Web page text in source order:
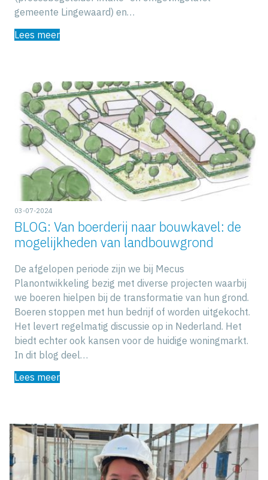
gemeente Lingewaard) en…
Lees meer
03-07-2024
BLOG: Van boerderij naar bouwkavel: de
mogelijkheden van landbouwgrond
De afgelopen periode zijn we bij Mecus
Planontwikkeling bezig met diverse projecten waarbij
we boeren hielpen bij de transformatie van hun grond.
Boeren stoppen met hun bedrijf of worden uitgekocht.
Het levert regelmatig discussie op in Nederland. Het
biedt echter ook kansen voor de huidige woningmarkt.
In dit blog deel…
Lees meer